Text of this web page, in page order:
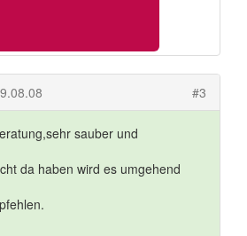
#3
sauber und
da haben wird es umgehend